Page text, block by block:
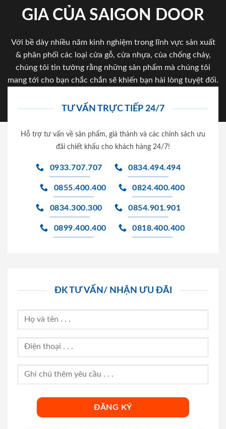
GIA CỦA SAIGON DOOR
Với bề dày nhiều năm kinh nghiệm trong lĩnh vực sản xuất
& phân phối các loại cửa gỗ, cửa nhựa, của chống cháy,
chúng tôi tin tưởng rằng những sản phẩm mà chúng tôi
mang tới cho bạn chắc chắn sẽ khiến bạn hài lòng tuyệt đối.
TƯ VẤN TRỰC TIẾP 24/7
Hỗ trợ tư vấn về sản phẩm, giá thành và các chính sách ưu
đãi chiết khấu cho khách hàng 24/7!
0933.707.707 0834.494.494
0855.400.400 0824.400.400
0834.300.300 0854.901.901
0899.400.400 0818.400.400
ĐK TƯ VẤN/ NHẬN ƯU ĐÃI